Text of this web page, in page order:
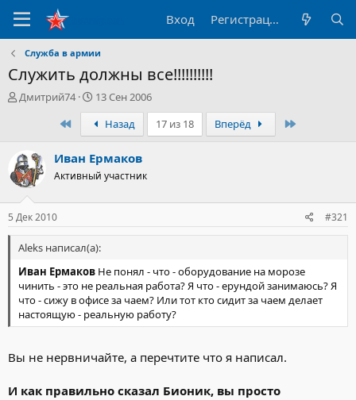
Вход Регистрация
Служба в армии
Служить должны все!!!!!!!!!!
А
р
т
е
м
ы
Дмитрий74
Д
а
т
а
н
а
ч
13 Сен 2006
ПервыйНазад 17 из 18 Вперёд
Иван Ермаков
Активный участник
5 Дек 2010 #321
Aleks написал(а):
Иван Ермаков Не понял - что - оборудование на морозе
чинить - это не реальная работа? Я что - ерундой занимаюсь? Я
что - сижу в офисе за чаем? Или тот кто сидит за чаем делает
настоящую - реальную работу?
Вы не нервничайте, а перечтите что я написал.
И как правильно сказал Бионик, вы просто